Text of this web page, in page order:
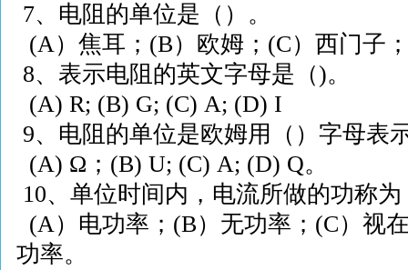
7、电阻的单位是（）。
(A）焦耳； (B）欧姆； (C）西门子
8、表示电阻的英文字母是（)。
(A) R; (B) G; (C) A; (D) I
9、电阻的单位是欧姆用（）字母表
(A) Ω ； (B) U; (C) A; (D) Q。
10、单位时间内，电流所做的功称为
(A）电功率； (B）无功率； (C）视
功率。